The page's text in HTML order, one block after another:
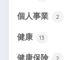
個人事業 2
健康 13
健康保険 2